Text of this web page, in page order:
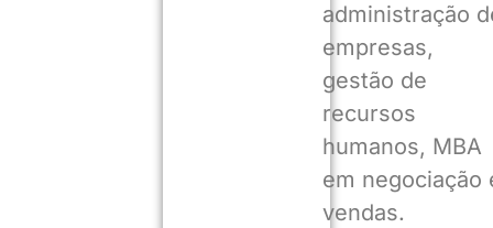
administração
empresas,
gestão de
recursos
humanos, MBA
em negociação
vendas.